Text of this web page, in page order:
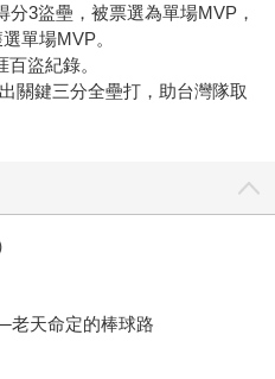
分3盜壘，被票選為單場MVP，
單場MVP。
盜紀錄。
關鍵三分全壘打，助台灣隊取
天命定的棒球路